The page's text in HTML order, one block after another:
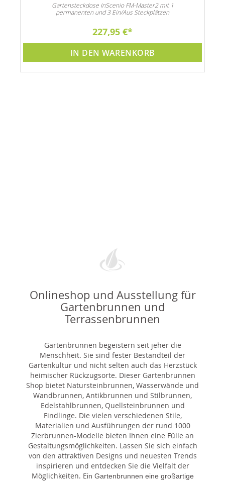
Gartensteckdose InScenio FM-Master2 mit 1
permanenten und 3 Ein/Aus Steckplätzen
227,95 €
IN DEN WARENKORB
Onlineshop und Ausstellung für
Gartenbrunnen und
Terrassenbrunnen
Gartenbrunnen begeistern seit jeher die
Menschheit. Sie sind fester Bestandteil der
Gartenkultur und nicht selten auch das Herzstück
heimischer Rückzugsorte. Dieser Gartenbrunnen
Shop bietet Natursteinbrunnen, Wasserwände und
Wandbrunnen, Antikbrunnen und Stilbrunnen,
Edelstahlbrunnen, Quellsteinbrunnen und
Findlinge. Die vielen verschiedenen Stile,
Materialien und Ausführungen der rund 1000
Zierbrunnen-Modelle bieten Ihnen eine Fülle an
Gestaltungsmöglichkeiten. Lassen Sie sich einfach
von den attraktiven Designs und neuesten Trends
inspirieren und entdecken Sie die Vielfalt der
Möglichkeiten. Ein Gartenbrunnen eine großartige